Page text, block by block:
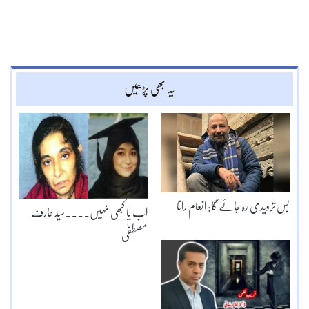
یہ بھی پڑھیں
اب یا کبھی نہیں۔۔۔۔سید عارف
مصطفٰی
بس ترویدی رہ جائے گا: انعام رانا